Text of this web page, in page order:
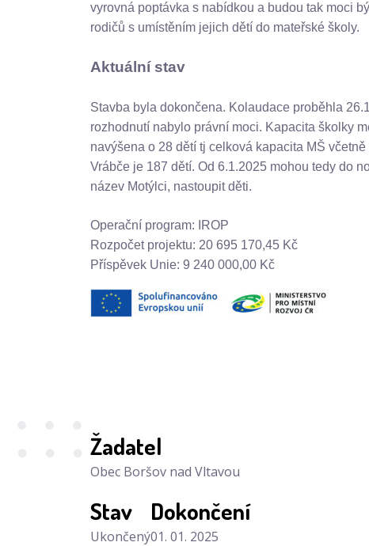
vyrovná poptávka s nabídkou a budou tak moci
rodičů s umístěním jejich dětí do mateřské školy.
Aktuální stav
Stavba byla dokončena. Kolaudace proběhla
rozhodnutí nabylo právní moci. Kapacita školky
navýšena o 28 dětí tj celková kapacita MŠ
Vrábče je 187 dětí. Od 6.1.2025 mohou tedy do
název Motýlci, nastoupit děti.
Operační program: IROP
Rozpočet projektu: 20 695 170,45 Kč
Příspěvek Unie: 9 240 000,00 Kč
Žadatel
Obec Boršov nad Vltavou
Stav
Ukončený
Dokončení
01. 01. 2025